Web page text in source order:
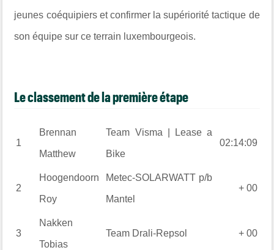
jeunes coéquipiers et confirmer la supériorité tactique de
son équipe sur ce terrain luxembourgeois.
Le classement de la première étape
1
Brennan
Matthew
Team Visma | Lease a
Bike
02:14:09
2
Hoogendoorn
Roy
Metec-SOLARWATT p/b
Mantel
+ 00
3
Nakken
Tobias
Team Drali-Repsol + 00